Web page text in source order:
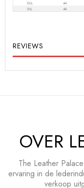
REVIEWS
OVER
The Leather
ervaring in de
verkoop